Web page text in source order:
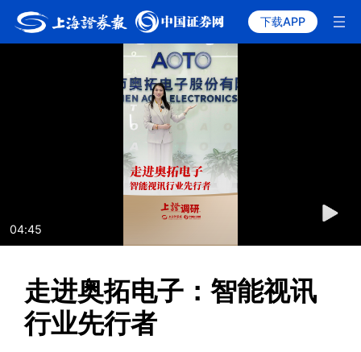
下载APP
04:45
走进奥拓电子：智能视讯
行业先行者